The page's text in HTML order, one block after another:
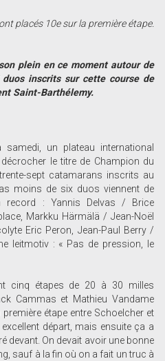
placés 10e sur la première étape.
plein en ce moment autour de
inscrits sur cette course de
Saint-Barthélemy.
un plateau international
le titre de Champion du
sept catamarans inscrits au
moins de six duos viennent de
record : Yannis Delvas / Brice
Markku Härmälä / Jean-Noël
Eric Peron, Jean-Paul Berry /
leitmotiv : « Pas de pression, le
cinq étapes de 20 à 30 milles
Cammas et Mathieu Vandame
étape entre Schoelcher et
excellent départ, mais ensuite ça a
devant. On devait avoir une bonne
sauf à la fin où on a fait un truc à